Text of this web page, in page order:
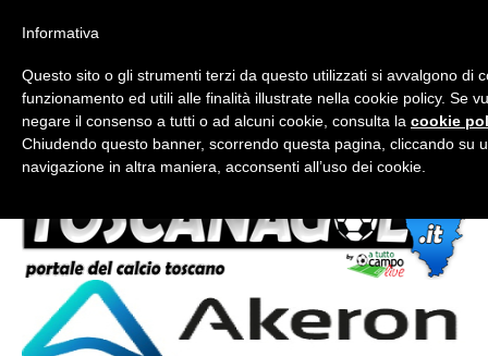
FORUM-ACCEDI
Accedi / Registrati
Informativa
Questo sito o gli strumenti terzi da questo utilizzati si avvalgono di
funzionamento ed utili alle finalità illustrate nella cookie policy. Se
negare il consenso a tutti o ad alcuni cookie, consulta la cookie
Chiudendo questo banner, scorrendo questa pagina, cliccando su
navigazione in altra maniera, acconsenti all’uso dei cookie.